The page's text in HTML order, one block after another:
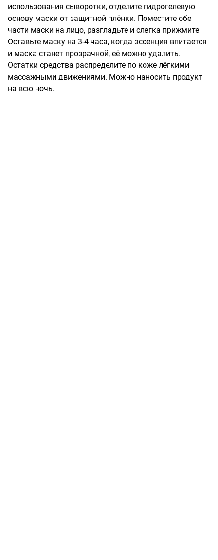
использования сыворотки, отделите гидрогелевую
основу маски от защитной плёнки. Поместите обе
части маски на лицо, разгладьте и слегка прижмите.
Оставьте маску на 3-4 часа, когда эссенция впитается
и маска станет прозрачной, её можно удалить.
Остатки средства распределите по коже лёгкими
массажными движениями. Можно наносить продукт
на всю ночь.